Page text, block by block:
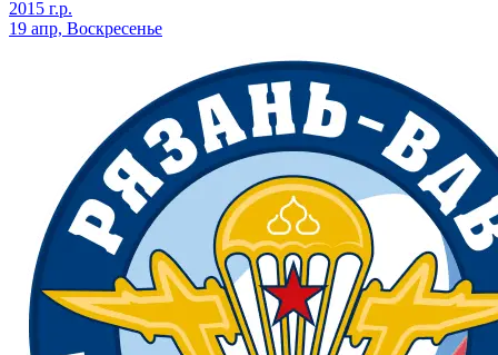
2015 г.р.
19 апр, Воскресенье